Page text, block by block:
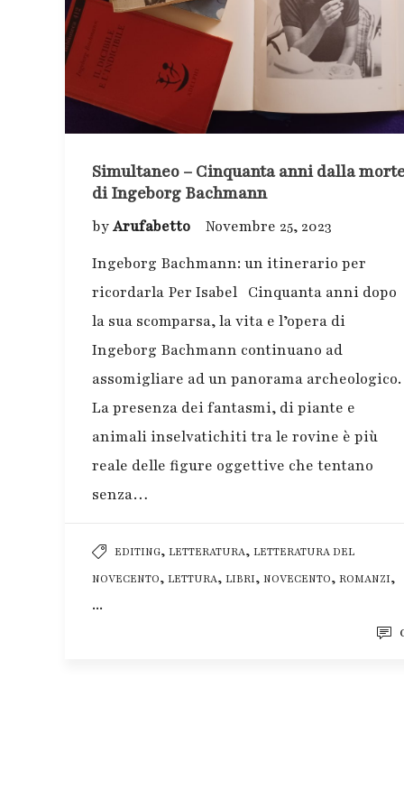
Simultaneo – Cinquanta anni dalla
di Ingeborg Bachmann
byArufabetto
Novembre 25, 2023
Ingeborg Bachmann: un itinerario per
ricordarla Per Isabel Cinquanta anni dopo
la sua scomparsa, la vita e l’opera di
Ingeborg Bachmann continuano ad
assomigliare ad un panorama archeologico.
La presenza dei fantasmi, di piante e
animali inselvatichiti tra le rovine è più
reale delle figure oggettive che tentano
senza…
EDITING, LETTERATURA, LETTERATURA DEL
NOVECENTO, LETTURA, LIBRI, NOVECENTO, ROMANZI,
...